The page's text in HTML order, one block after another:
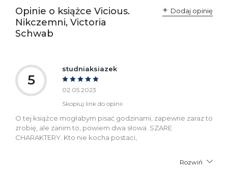
odpowiedzialne za
zgodność produktu z
przepisami:
ul. Fredry 8
Ostrzeżenia oraz
informacje dotyczące
bezpieczeństwa:
Załącznik PDF
Opinie o książce Vicious.
Nikczemni, Victoria
Schwab
Dodaj opinię
5
studniaksiazek
02.05.2023
Skopiuj link do opinii
O tej książce mogłabym pisać godzinami, zapewne zaraz to
zrobię, ale zanim to, powiem dwa słowa. SZARE
CHARAKTERY. Kto nie kocha postaci,
Rozwiń